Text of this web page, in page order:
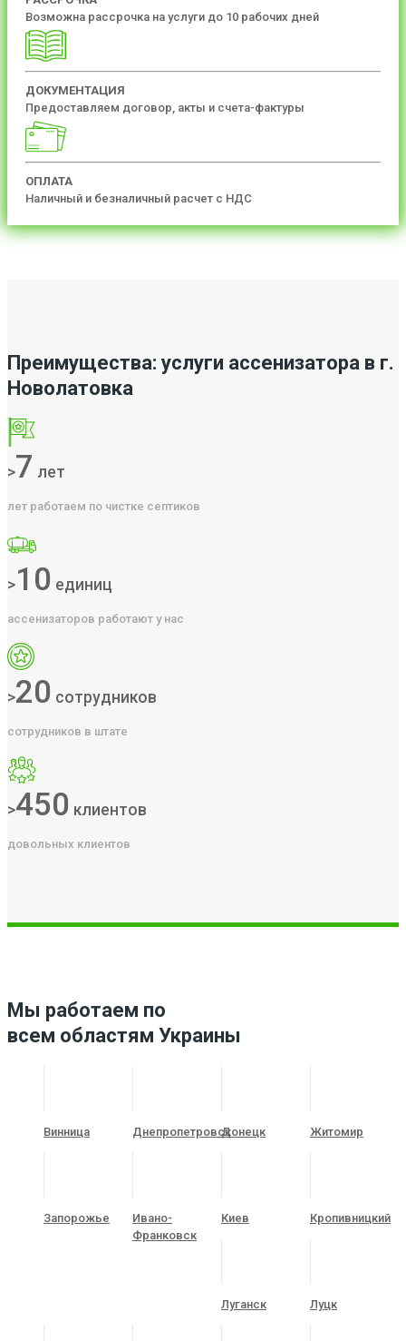
Возможна рассрочка на услуги до 10 рабочих дней
ДОКУМЕНТАЦИЯ
Предоставляем договор, акты и счета-фактуры
ОПЛАТА
Наличный и безналичный расчет с НДС
Преимущества: услуги ассенизатора в г.
Новолатовка
>7 лет
лет работаем по чистке септиков
>10 единиц
ассенизаторов работают у нас
>20 сотрудников
сотрудников в штате
>450 клиентов
довольных клиентов
Мы работаем по
всем областям Украины
Винница ДнепропетровскДонецк Житомир
Запорожье
Ивано-
Франковск
Киев Кропивницкий
Луганск Луцк